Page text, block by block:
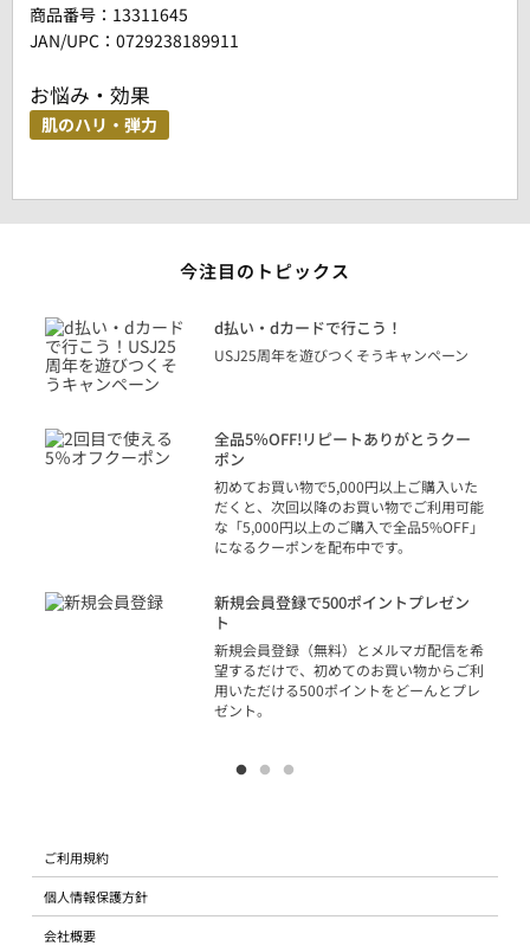
商品番号： 13311645
JAN/UPC：0729238189911
お悩み・効果
肌のハリ・弾力
今注目のトピックス
d払い・dカードで行こう！
USJ25周年を遊びつくそうキャンペーン
全品5％OFF!リピートありがとうクー
ポン
初めてお買い物で5,000円以上ご購入いた
だくと、次回以降のお買い物でご利用可能
な「5,000円以上のご購入で全品5%OFF」
になるクーポンを配布中です。
新規会員登録で500ポイントプレゼン
ト
新規会員登録（無料）とメルマガ配信を希
望するだけで、初めてのお買い物からご利
用いただける500ポイントをどーんとプレ
ゼント。
ご利用規約
個人情報保護方針
会社概要